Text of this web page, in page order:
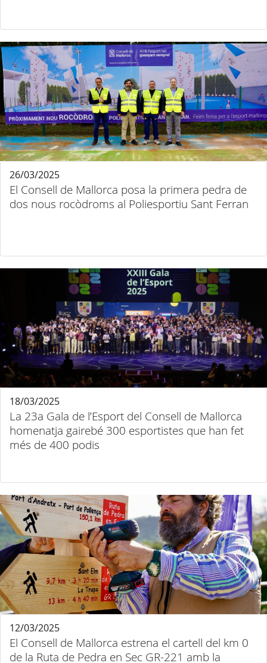
El Consell de Mallorca posa la primera pedra de
dos nous rocòdroms al Poliesportiu Sant Ferran
26/03/2025
La 23a Gala de l’Esport del Consell de Mallorca
homenatja gairebé 300 esportistes que han fet
més de 400 podis
18/03/2025
El Consell de Mallorca estrena el cartell del km 0
de la Ruta de Pedra en Sec GR-221 amb la
12/03/2025